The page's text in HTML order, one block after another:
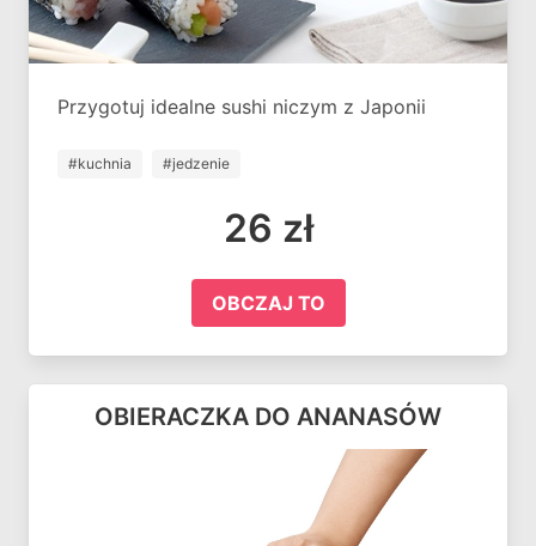
Przygotuj idealne sushi niczym z Japonii
#kuchnia #jedzenie
26 zł
OBCZAJ TO
OBIERACZKA DO ANANASÓW